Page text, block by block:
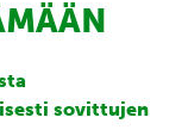
sovittujen